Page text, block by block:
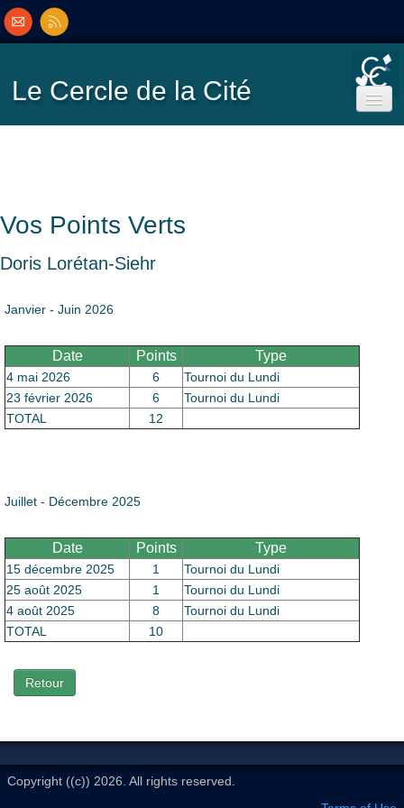
Le Cercle de la Cité
Classement
Le Club
Vos Points Verts
Doris Lorétan-Siehr
Janvier - Juin 2026
Date Points Type
4 mai 2026 6
Tournoi du Lundi
23 février 2026
6
Tournoi du Lundi
TOTAL
12
Juillet - Décembre 2025
Date Points Type
15 décembre 2025 1
Tournoi du Lundi
25 août 2025
1
Tournoi du Lundi
4 août 2025
8
Tournoi du Lundi
TOTAL
10
Retour
Copyright ((c)) 2026. All rights reserved.